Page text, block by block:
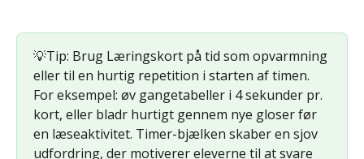
💡Tip: Brug Læringskort på tid som opvarmning
eller til en hurtig repetition i starten af timen.
For eksempel: øv gangetabeller i 4 sekunder pr.
kort, eller bladr hurtigt gennem nye gloser før
en læseaktivitet. Timer-bjælken skaber en sjov
udfordring, der motiverer eleverne til at svare